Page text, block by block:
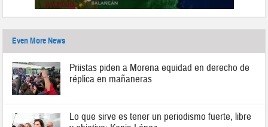
Even More News
Priistas piden a Morena equidad en derecho de
réplica en mañaneras
Lo que sirve es tener un periodismo fuerte, libre